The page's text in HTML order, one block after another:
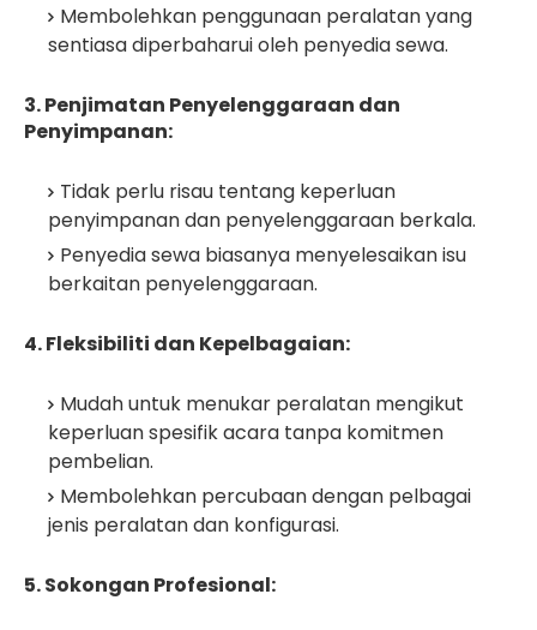
Membolehkan penggunaan peralatan yang
sentiasa diperbaharui oleh penyedia sewa.
3. Penjimatan Penyelenggaraan dan
Penyimpanan:
Tidak perlu risau tentang keperluan
penyimpanan dan penyelenggaraan berkala.
Penyedia sewa biasanya menyelesaikan isu
berkaitan penyelenggaraan.
4. Fleksibiliti dan Kepelbagaian:
Mudah untuk menukar peralatan mengikut
keperluan spesifik acara tanpa komitmen
pembelian.
Membolehkan percubaan dengan pelbagai
jenis peralatan dan konfigurasi.
5. Sokongan Profesional: